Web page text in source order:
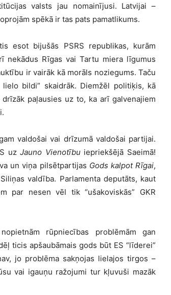
valsts jau nomainījusi. Latvijai –
spēkā ir tas pats pamatlikums.
esot bijušās PSRS republikas, kurām
nekādus Rīgas vai Tartu miera līgumus
ir vairāk kā morāls noziegums. Taču
bildi” skaidrāk. Diemžēl politiķis, kā
paļausies uz to, ka arī galvenajiem
valdošai vai drīzumā valdošai partijai.
uzJauno Vienotībuiepriekšējā Saeimā!
un viņa pilsētpartijas Gods kalpot Rīgai,
valdība. Parlamenta deputāts, kaut
par nesen vēl tik “ušakoviskās” GKR
rūpniecības problēmām gan
ticis apšaubāmais gods būt ES “līderei”
jo problēma sakņojas lielajos tirgos –
vai igauņu ražojumi tur kļuvuši mazāk